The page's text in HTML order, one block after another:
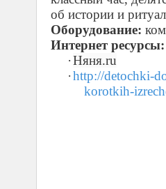
об истории и
Оборудование:
Интернет ресурсы:
·Няня.ru
·http://detochki-
korotkih-